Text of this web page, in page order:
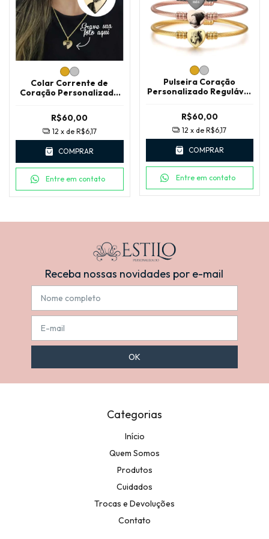
Colar Corrente de
Coração Personalizado
Inoxidável e Caixa LUXO
R$60,00
12 x de R$6,17
COMPRAR
Entre em contato
Pulseira Coração
Personalizado Regulável
Caixa LUXO
R$60,00
12 x deR$6,17
COMPRAR
Entre em contato
Receba nossas novidades por e-mail
Categorias
Início
Quem Somos
Produtos
Cuidados
Trocas e Devoluções
Contato